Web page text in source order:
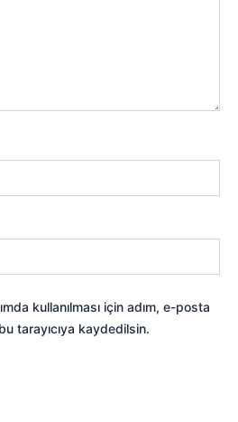
kullanılması için adım, e-posta
tarayıcıya kaydedilsin.